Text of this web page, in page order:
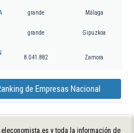
grande Málaga
grande Gipuzkoa
8.041.882 Zamora
de Empresas Nacional
y toda la información de